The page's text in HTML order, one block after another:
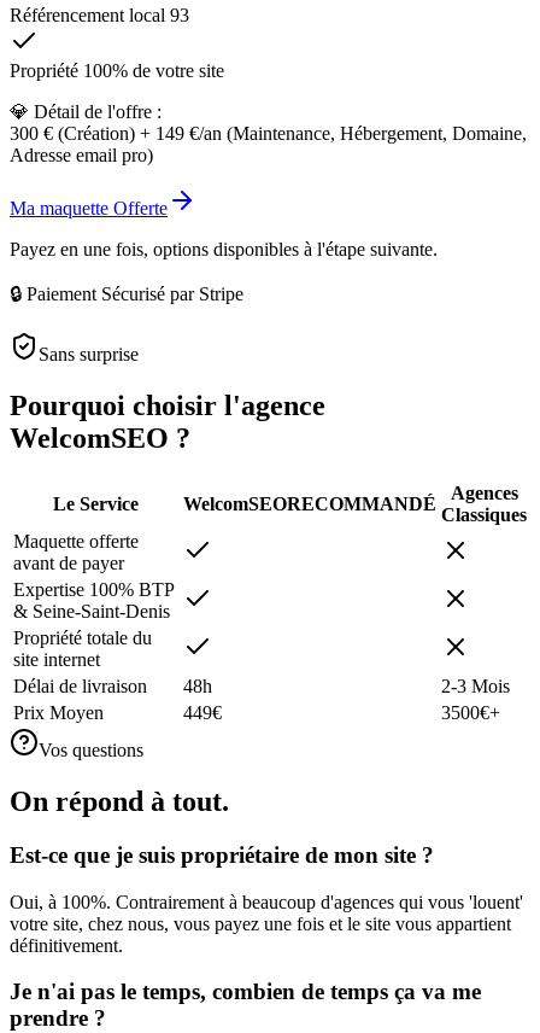
Référencement local 93
Propriété 100% de votre site
💎 Détail de l'offre :
300 € (Création) + 149 €/an (Maintenance, Hébergement, Domaine,
Adresse email pro)
Ma maquette Offerte
Payez en une fois, options disponibles à l'étape suivante.
🔒 Paiement Sécurisé par Stripe
Sans surprise
Pourquoi choisir l'agence
WelcomSEO ?
Le Service WelcomSEORECOMMANDÉ
Agences
Classiques
Maquette offerte
avant de payer
Expertise 100% BTP
& Seine-Saint-Denis
Propriété totale du
site internet
Délai de livraison
48h
2-3 Mois
Prix Moyen
449€
3500€+
Vos questions
On répond à tout.
Est-ce que je suis propriétaire de mon site ?
Oui, à 100%. Contrairement à beaucoup d'agences qui vous 'louent'
votre site, chez nous, vous payez une fois et le site vous appartient
définitivement.
Je n'ai pas le temps, combien de temps ça va me
prendre ?